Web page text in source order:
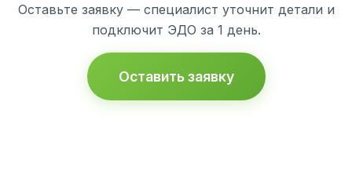
Оставьте заявку — специалист уточнит детали и
подключит ЭДО за 1 день.
Оставить заявку